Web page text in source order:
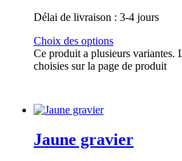
Délai de livraison : 3-4 jours
Choix des options
Ce produit a plusieurs variantes.
choisies sur la page de produit
Jaune gravier